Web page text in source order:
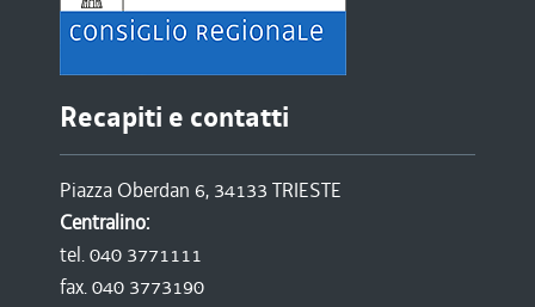
Recapiti e contatti
Piazza Oberdan 6, 34133 TRIESTE
Centralino:
tel. 040 3771111
fax. 040 3773190